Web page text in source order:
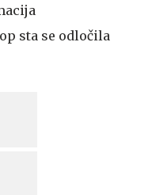
sta se odločila